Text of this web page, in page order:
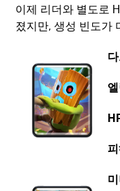
이제 리더와 별도로
졌지만, 생성 빈도가